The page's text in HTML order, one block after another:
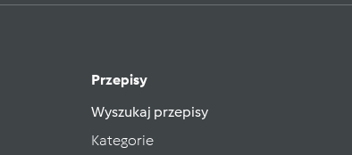
Przepisy
Wyszukaj przepisy
Kategorie